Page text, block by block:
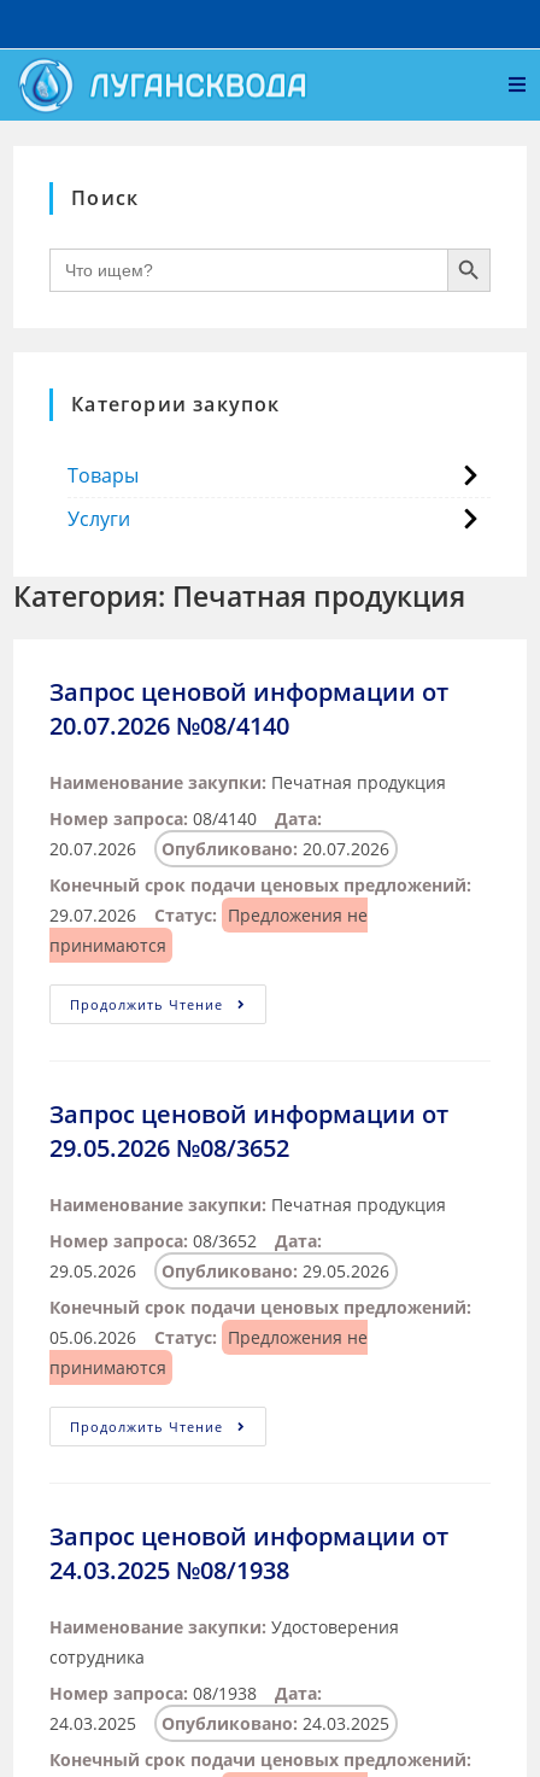
Поиск
Search
for:
SEARCH BUTTON
Категории закупок
Товары
Услуги
Категория: Печатная продукция
Запрос ценовой информации от
20.07.2026 №08/4140
Наименование закупки: Печатная продукция
Номер запроса: 08/4140
Дата:
20.07.2026
Опубликовано: 20.07.2026
Конечный срок подачи ценовых предложений:
29.07.2026
Статус: Предложения не
принимаются
Продолжить Чтение
Запрос ценовой информации от
29.05.2026 №08/3652
Наименование закупки: Печатная продукция
Номер запроса: 08/3652
Дата:
29.05.2026
Опубликовано: 29.05.2026
Конечный срок подачи ценовых предложений:
05.06.2026
Статус: Предложения не
принимаются
Продолжить Чтение
Запрос ценовой информации от
24.03.2025 №08/1938
Наименование закупки: Удостоверения
сотрудника
Номер запроса: 08/1938
Дата:
24.03.2025
Опубликовано: 24.03.2025
Конечный срок подачи ценовых предложений: